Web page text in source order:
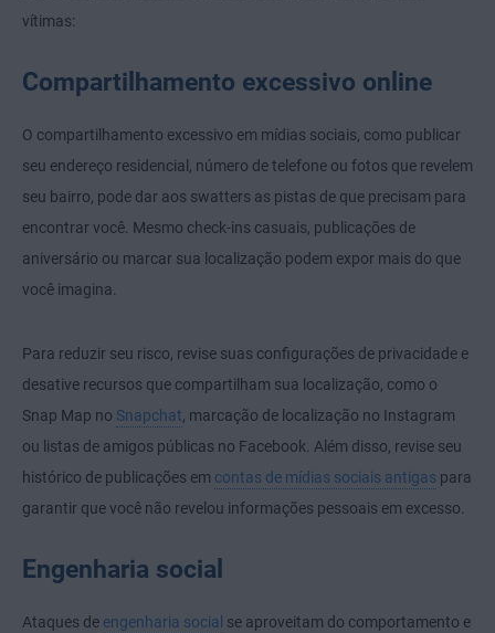
vítimas:
Compartilhamento excessivo online
O compartilhamento excessivo em mídias sociais, como publicar
seu endereço residencial, número de telefone ou fotos que revelem
seu bairro, pode dar aos swatters as pistas de que precisam para
encontrar você. Mesmo check-ins casuais, publicações de
aniversário ou marcar sua localização podem expor mais do que
você imagina.
Para reduzir seu risco, revise suas configurações de privacidade e
desative recursos que compartilham sua localização, como o
Snap Map no Snapchat , marcação de localização no Instagram
ou listas de amigos públicas no Facebook. Além disso, revise seu
histórico de publicações em contas de mídias sociais antigas para
garantir que você não revelou informações pessoais em excesso.
Engenharia social
Ataques de engenharia social se aproveitam do comportamento e